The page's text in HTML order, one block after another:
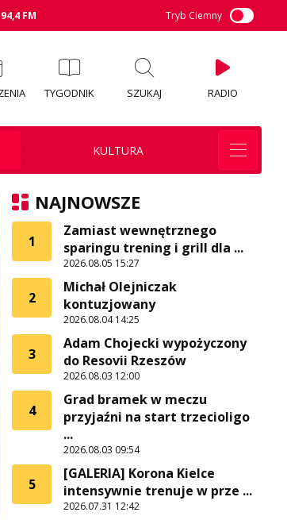
94,4 FM Tryb Ciemny
TYGODNIK SZUKAJ RADIO
KULTURA
NAJNOWSZE
1
Zamiast wewnętrznego
sparingu trening i grill dla ...
2026.08.05 15:27
2
Michał Olejniczak
kontuzjowany
2026.08.04 14:25
3
Adam Chojecki wypożyczony
do Resovii Rzeszów
2026.08.03 12:00
4
Grad bramek w meczu
przyjaźni na start trzecioligo
...
2026.08.03 09:54
5
[GALERIA] Korona Kielce
intensywnie trenuje w prze ...
2026.07.31 12:42